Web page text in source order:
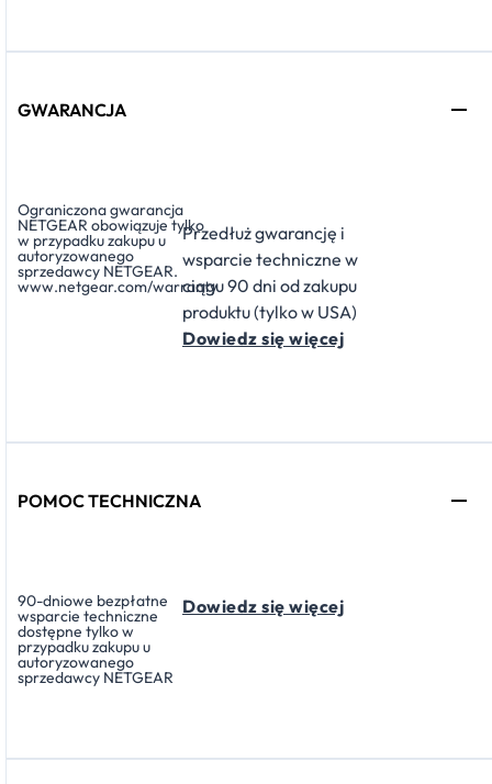
GWARANCJA
Ograniczona gwarancja
NETGEAR obowiązuje tylko
w przypadku zakupu u
autoryzowanego
sprzedawcy NETGEAR.
www.netgear.com/warranty
Przedłuż gwarancję i
wsparcie techniczne w
ciągu 90 dni od zakupu
produktu (tylko w USA)
Dowiedz się więcej
POMOC TECHNICZNA
90-dniowe bezpłatne
wsparcie techniczne
dostępne tylko w
przypadku zakupu u
autoryzowanego
sprzedawcy NETGEAR
Dowiedz się więcej